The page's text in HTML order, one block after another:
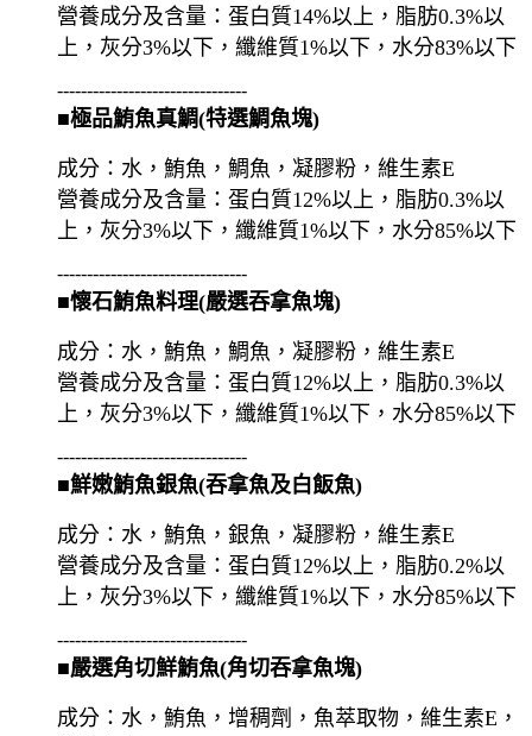
營養成分及含量：蛋白質14%以上，脂肪0.3%以
上，灰分3%以下，纖維質1%以下，水分83%以下
--------------------------------
■極品鮪魚真鯛(特選鯛魚塊)
成分：水，鮪魚，鯛魚，凝膠粉，維生素E
營養成分及含量：蛋白質12%以上，脂肪0.3%以
上，灰分3%以下，纖維質1%以下，水分85%以下
--------------------------------
■懷石鮪魚料理(嚴選吞拿魚塊)
成分：水，鮪魚，鯛魚，凝膠粉，維生素E
營養成分及含量：蛋白質12%以上，脂肪0.3%以
上，灰分3%以下，纖維質1%以下，水分85%以下
--------------------------------
■鮮嫩鮪魚銀魚(吞拿魚及白飯魚)
成分：水，鮪魚，銀魚，凝膠粉，維生素E
營養成分及含量：蛋白質12%以上，脂肪0.2%以
上，灰分3%以下，纖維質1%以下，水分85%以下
--------------------------------
■嚴選角切鮮鮪魚(角切吞拿魚塊)
成分：水，鮪魚，增稠劑，魚萃取物，維生素E，